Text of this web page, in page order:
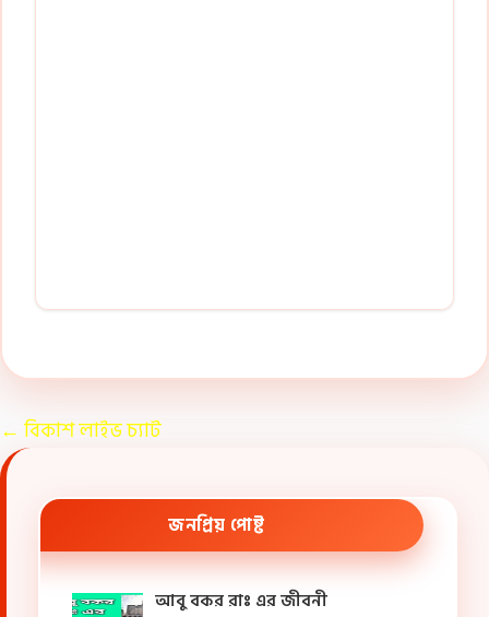
← বিকাশ লাইভ চ্যাট
জনপ্রিয় পোষ্ট
আবু বকর রাঃ এর জীবনী